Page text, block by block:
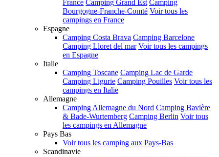
France Camping Grand Est Camping
Bourgogne-Franche-Comté Voir tous les
campings en France
Espagne
Camping Costa Brava Camping Barcelone
Camping Lloret del mar Voir tous les campings
en Espagne
Italie
Camping Toscane Camping Lac de Garde
Camping Ligurie Camping Pouilles Voir tous les
campings en Italie
Allemagne
Camping Allemagne du Nord Camping Bavière
& Bade-Wurtemberg Camping Berlin Voir tous
les campings en Allemagne
Pays Bas
Voir tous les camping aux Pays-Bas
Scandinavie